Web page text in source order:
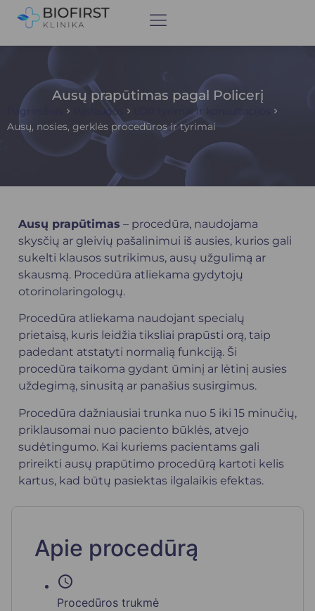
Ausų prapūtimas pagal Policerį
Pagrindinis Paslaugos
LOR tyrimai ir konsultacijos
Ausų, nosies, gerklės procedūros ir tyrimai
Ausų prapūtimas – procedūra, naudojama
skysčių ar gleivių pašalinimui iš ausies, kurios gali
sukelti klausos sutrikimus, ausų užgulimą ar
skausmą. Procedūra atliekama gydytojų
otorinolaringologų.
Procedūra atliekama naudojant specialų
prietaisą, kuris leidžia tiksliai prapūsti orą, taip
padedant atstatyti normalią funkciją. Ši
procedūra taikoma gydant ūminį ar lėtinį ausies
uždegimą, sinusitą ar panašius susirgimus.
Procedūra dažniausiai trunka nuo 5 iki 15 minučių,
priklausomai nuo paciento būklės, atvejo
sudėtingumo. Kai kuriems pacientams gali
prireikti ausų prapūtimo procedūrą kartoti kelis
kartus, kad būtų pasiektas ilgalaikis efektas.
Apie procedūrą
schedule
Procedūros trukmė